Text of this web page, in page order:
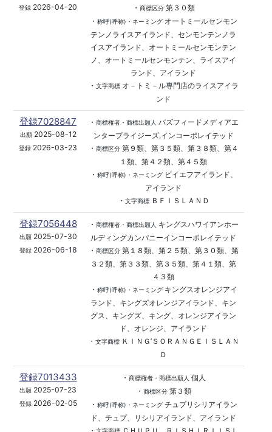
登録 2026-04-20
・ 商標区分第３０類
・ 称呼(呼称)・ネーミングオートミールセンモン
テンノライスアイランド、センモンテンノラ
イスアイランド、オートミールセンモンテン
ノ、オートミールセンモンテン、ライスアイ
ランド、アイランド
・ 文字商標オ－トミ－ル専門店のライスアイラ
ンド
登録7028847
出願2025-08-12
登録 2026-03-23
・ 商標権者・商標出願人 バズフィードメディアエ
ンタープライジーズ,インコーポレイテッド
・ 商標区分第９類、第３５類、第３８類、第４
１類、第４２類、第４５類
・ 称呼(呼称)・ネーミングビイエフアイランド、
アイランド
・ 文字商標ＢＦＩＳＬＡＮＤ
登録7056448
出願2025-07-30
登録2026-06-18
・ 商標権者・商標出願人
キングスハワイアンホー
ルディングカンパニーインコーポレイテッド
・ 商標区分第１８類、第２５類、第３０類、第
３２類、第３３類、第３５類、第４１類、第
４３類
・ 称呼(呼称)・ネーミングキングスオレンジアイ
ランド、キングズオレンジアイランド、キン
グス、キングズ、キング、オレンジアイラン
ド、オレンジ、アイランド
・ 文字商標ＫＩＮＧ’ＳＯＲＡＮＧＥＩＳＬＡＮ
Ｄ
登録7013433
出願 2025-07-23
登録2026-02-05
・ 商標権者・商標出願人 個人
・ 商標区分第３類
・ 称呼(呼称)・ネーミングチュプリシリアイラン
ド、チュプ、リシリアイランド、アイランド